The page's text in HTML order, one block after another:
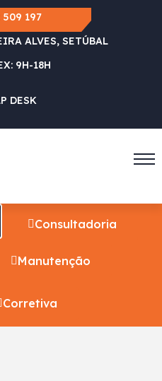
509 197
ALVES, SETÚBAL
9H-18H
DESK
Consultadoria
Manutenção
Corretiva